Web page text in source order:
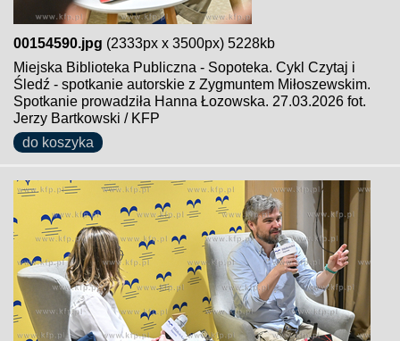
00154590.jpg (2333px x 3500px) 5228kb
Miejska Biblioteka Publiczna - Sopoteka. Cykl Czytaj i
Śledź - spotkanie autorskie z Zygmuntem Miłoszewskim.
Spotkanie prowadziła Hanna Łozowska. 27.03.2026 fot.
Jerzy Bartkowski / KFP
do koszyka